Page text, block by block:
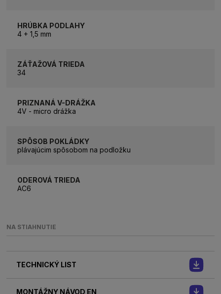
HRÚBKA PODLAHY
4 + 1,5 mm
ZÁŤAŽOVÁ TRIEDA
34
PRIZNANÁ V-DRÁŽKA
4V - micro drážka
SPÔSOB POKLÁDKY
plávajúcim spôsobom na podložku
ODEROVÁ TRIEDA
AC6
NA STIAHNUTIE
TECHNICKÝ LIST
MONTÁŽNY NÁVOD EN